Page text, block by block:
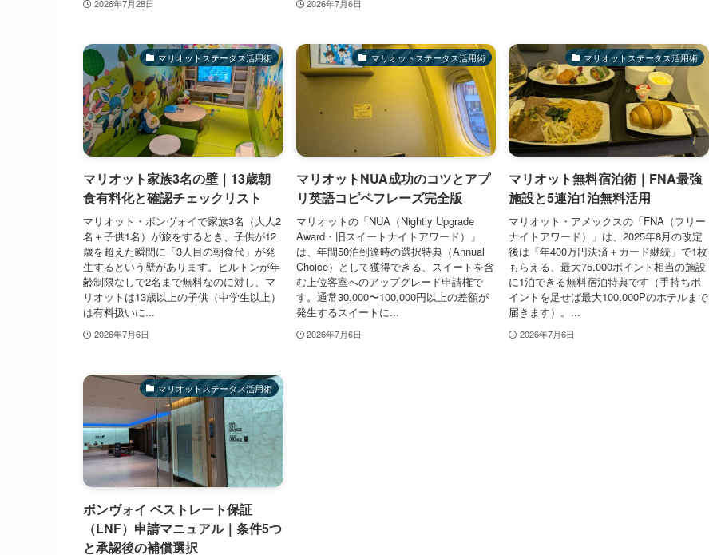
2026年7月28日 2026年7月6日
マリオットステータス活用術
マリオット家族3名の壁｜13歳朝
食有料化と確認チェックリスト
マリオット・ボンヴォイで家族3名（大人2
名＋子供1名）が旅をするとき、子供が12
歳を超えた瞬間に「3人目の朝食代」が発
生するという壁があります。ヒルトンが年
齢制限なしで2名まで無料なのに対し、マ
リオットは13歳以上の子供（中学生以上）
は有料扱いに...
2026年7月6日
マリオットステータス活用術
マリオットNUA成功のコツとアプ
リ英語コピペフレーズ完全版
マリオットの「NUA（Nightly Upgrade
Award・旧スイートナイトアワード）」
は、年間50泊到達時の選択特典（Annual
Choice）として獲得できる、スイートを含
む上位客室へのアップグレード申請権で
す。通常30,000〜100,000円以上の差額が
発生するスイートに...
2026年7月6日
マリオットステータス活用術
マリオット無料宿泊術｜FNA最強
施設と5連泊1泊無料活用
マリオット・アメックスの「FNA（フリー
ナイトアワード）」は、2025年8月の改定
後は「年400万円決済＋カード継続」で1枚
もらえる、最大75,000ポイント相当の施設
に1泊できる無料宿泊特典です（手持ちポ
イントを足せば最大100,000Pのホテルまで
届きます）。...
2026年7月6日
マリオットステータス活用術
ボンヴォイ ベストレート保証
（LNF）申請マニュアル｜条件5つ
と承認後の補償選択